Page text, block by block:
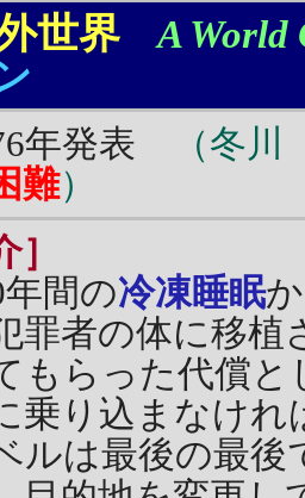
世界
A World
年発表
（冬
難）
］
間の冷凍睡眠
罪者の体に移植
もらった代償と
乗り込まなけ
ルは最後の最後